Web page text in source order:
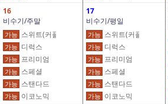
16
비수기/주말
가능 스위트(커플)
가능 디럭스
가능 프리미엄
가능 스페셜
가능 스탠다드
가능 이코노믹
17
비수기/평일
가능 스위트(커플)
가능 디럭스
가능 프리미엄
가능 스페셜
가능 스탠다드
가능 이코노믹